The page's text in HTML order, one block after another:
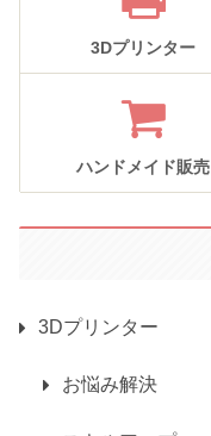
3Dプリンター
ハンドメイド販売
3Dプリンター
お悩み解決